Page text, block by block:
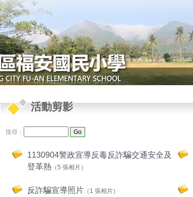
:::
活動剪影
搜尋：
1130904警政宣導反毒反詐騙交通安全及
登革熱 （5 張相片）
反詐騙宣導照片 （1 張相片）